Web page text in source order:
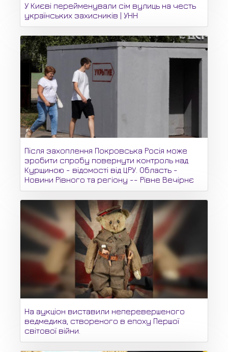
У Києві перейменували сім вулиць на честь
українських захисників | УНН
Після захоплення Покровська Росія може
зробити спробу повернути контроль над
Курщиною - відомості від ЦРУ. Область -
Новини Рівного та регіону -- Рівне Вечірнє
На аукціон виставили неперевершеного
ведмедика, створеного в епоху Першої
світової війни.